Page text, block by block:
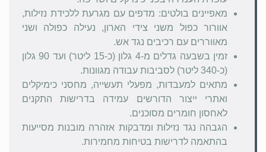
מאפיינים בולטים: מדפים עם מגרעת ללכידת נזילות,
אוורור כפול משני צידי הארון, נעילה כפולה ושני
מאווררים עם רכיבים נגד אש.
זמין בשבעה גדלים מ-4 גלון (כ-15 ליטר) ועד 90 גלון
(כ-340 ליטר) לסביבות עבודה מגוונות.
מתאים למעבדות, מפעלי תעשייה, מחסני כימיקלים
ואתרי ייצור הדורשים עמידה בדרישות התקנים
לאחסון חומרים מסוכנים.
הגבהה נגד נזילות ומדבקות אזהרה מובנות מסייעות
בהתאמה לדרישות בטיחות מחמירות.